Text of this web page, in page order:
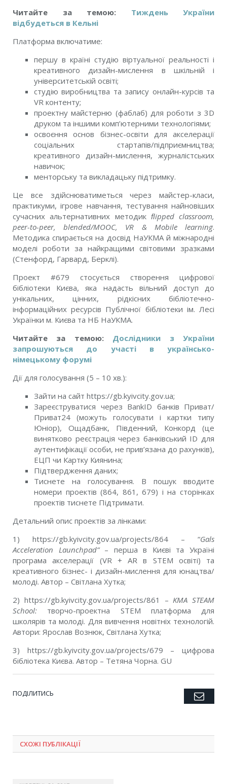
Читайте за темою: Тиждень України
відбудеться в Кельні
Платформа включатиме:
першу в країні студію віртуальної реальності і
креативного дизайн-мислення в шкільній і
університетській освіті;
студію виробництва та запису онлайн-курсів та
VR контенту;
проектну майстерню (фаблаб) для роботи з 3D
друком та іншими комп’ютерними технологіями;
освоєння основ бізнес-освіти для акселерації
соціальних стартапів/підприємництва;
креативного дизайн-мислення, журналістських
навичок;
менторську та викладацьку підтримку.
Це все здійснюватиметься через майстер-класи,
практикуми, ігрове навчання, тестування найновіших
сучасних альтернативних методик ﬂipped classroom,
peer-to-peer, blended/МООС, VR & Mobile learning.
Методика спирається на досвід НаУКМА й міжнародні
моделі роботи за найкращими світовими зразками
(Стенфорд, Гарвард, Берклі).
Проект #679 стосується створення цифрової
бібліотеки Києва, яка надасть вільний доступ до
унікальних, цінних, рідкісних бібліотечно-
інформаційних ресурсів Публічної бібліотеки ім. Лесі
Українки м. Києва та НБ НаУКМА.
Читайте за темою: Дослідники з України
запрошуються до участі в українсько-
німецькому форумі
Дії для голосування (5 – 10 хв.):
Зайти на сайт https://gb.kyivcity.gov.ua;
Зареєструватися через BankID банків Приват/
Приват24 (можуть голосувати і картки типу
Юніор), Ощадбанк, Південний, Конкорд (це
винятково реєстрація через банківський ID для
аутентифікації особи, не прив’язана до рахунків),
ЕЦП чи Картку Киянина;
Підтвердження даних;
Тиснете на голосування. В пошук вводите
номери проектів (864, 861, 679) і на сторінках
проектів тиснете Підтримати.
Детальний опис проектів за лінками:
1) https://gb.kyivcity.gov.ua/projects/864 – “Gals
Acceleration Launchpad”– перша в Києві та Україні
програма акселерації (VR + AR в STEM освіті) та
креативного бізнес- і дизайн-мислення для юнацтва/
молоді. Автор – Світлана Хутка;
2) https://gb.kyivcity.gov.ua/projects/861 –KMA STEAM
School: творчо-проектна STEM платформа для
школярів та молоді. Для вивчення новітніх технологій.
Автори: Ярослав Вознюк, Світлана Хутка;
3) https://gb.kyivcity.gov.ua/projects/679 – цифрова
бібліотека Києва. Автор – Тетяна Чорна. GU
ПОДІЛИТИСЬ Twitter
Facebook
Google+
Pinterest
LinkedIn
Tumblr
СХОЖІ ПУБЛІКАЦІЇ